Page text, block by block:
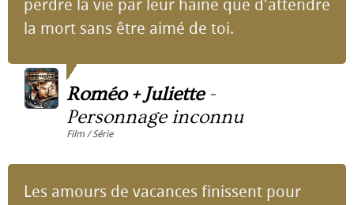
perdre la vie par leur haine que d'attendre
la mort sans être aimé de toi.
Roméo + Juliette-
Personnage inconnu
Film / Série
Les amours de vacances finissent pour